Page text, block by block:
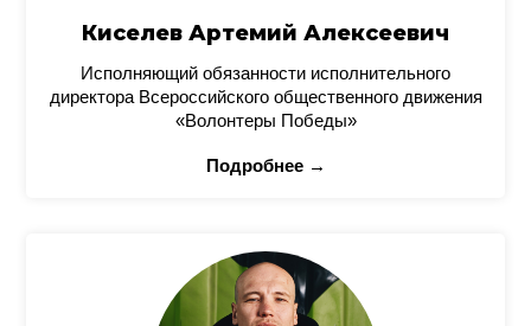
Киселев Артемий Алексеевич
Исполняющий обязанности исполнительного
директора Всероссийского общественного движения
«Волонтеры Победы»
Подробнее →